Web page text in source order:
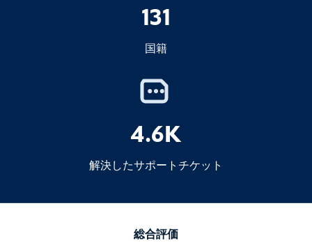
131
国籍
4.6K
解決したサポートチケット
総合評価